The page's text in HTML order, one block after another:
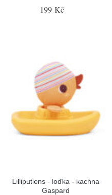
199 Kč
Lilliputiens - loďka - kachna
Gaspard